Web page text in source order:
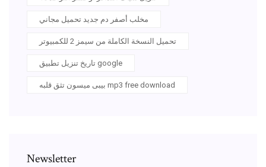
مخلب أصفر دم جديد تحميل مجاني
تحميل النسخة الكاملة من سيمز 2 للكمبيوتر
تاريخ تنزيل تطبيق google
بيبى ميسون تثق قلبه mp3 free download
Newsletter